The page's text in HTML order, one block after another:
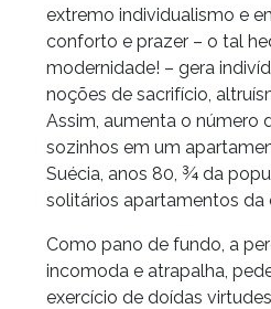
extremo individualismo e
conforto e prazer – o tal
modernidade! – gera
noções de sacrifício,
Assim, aumenta o número
sozinhos em um
Suécia, anos 80, ¾ da
solitários apartamentos da
Como pano de fundo, a
incomoda e atrapalha,
exercício de doídas